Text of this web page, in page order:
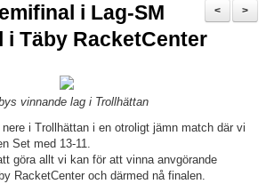
>
<
i Lag-SM
i Täby RacketCenter
vinnande lag i Trollhättan
i Trollhättan i en otroligt jämn match där vi
Set med 13-11.
göra allt vi kan för att vinna anvgörande
RacketCenter och därmed nå finalen.